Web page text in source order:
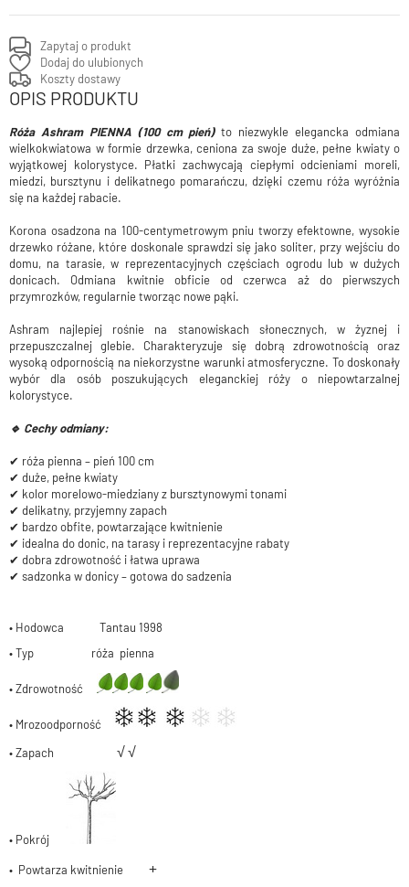
Zapytaj o produkt
Dodaj do ulubionych
Koszty dostawy
OPIS PRODUKTU
Róża Ashram PIENNA (100 cm pień)to niezwykle elegancka odmiana
wielkokwiatowa w formie drzewka, ceniona za swoje duże, pełne kwiaty o
wyjątkowej kolorystyce. Płatki zachwycają ciepłymi odcieniami moreli,
miedzi, bursztynu i delikatnego pomarańczu, dzięki czemu róża wyróżnia
się na każdej rabacie.
Korona osadzona na 100-centymetrowym pniu tworzy efektowne, wysokie
drzewko różane, które doskonale sprawdzi się jako soliter, przy wejściu do
domu, na tarasie, w reprezentacyjnych częściach ogrodu lub w dużych
donicach. Odmiana kwitnie obficie od czerwca aż do pierwszych
przymrozków, regularnie tworząc nowe pąki.
Ashram najlepiej rośnie na stanowiskach słonecznych, w żyznej i
przepuszczalnej glebie. Charakteryzuje się dobrą zdrowotnością oraz
wysoką odpornością na niekorzystne warunki atmosferyczne. To doskonały
wybór dla osób poszukujących eleganckiej róży o niepowtarzalnej
kolorystyce.
🔹 Cechy odmiany:
✔ róża pienna – pień 100 cm
✔ duże, pełne kwiaty
✔ kolor morelowo-miedziany z bursztynowymi tonami
✔ delikatny, przyjemny zapach
✔ bardzo obfite, powtarzające kwitnienie
✔ idealna do donic, na tarasy i reprezentacyjne rabaty
✔ dobra zdrowotność i łatwa uprawa
✔ sadzonka w donicy – gotowa do sadzenia
• Hodowca Tantau 1998
• Typ róża pienna
• Zdrowotność
• Mrozoodporność
• Zapach √√
• Pokrój
• Powtarza kwitnienie +